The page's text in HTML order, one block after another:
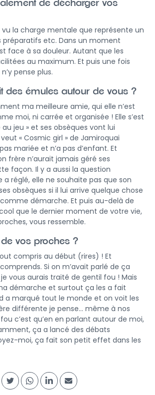
de décharger vos
vu la charge mentale que représente un
préparatifs etc. Dans un moment
face à sa douleur. Autant que les
au maximum. Et puis une fois
pense plus.
des émules autour de vous ?
ma meilleure amie, qui elle n’est
moi, ni carrée et organisée ! Elle s’est
au jeu » et ses obsèques vont lui
« Cosmic girl » de Jamiroquai
mariée et n’a pas d’enfant. Et
frère n’aurait jamais géré ses
façon. Il y a aussi la question
a réglé, elle ne souhaite pas que son
obsèques si il lui arrive quelque chose
comme démarche. Et puis au-delà de
que le dernier moment de votre vie,
vous ressemble.
de vos proches ?
compris au début (rires) ! Et
Si on m’avait parlé de ça
vous aurais traité de gentil fou ! Mais
démarche et surtout ça les a fait
a marqué tout le monde et on voit les
différente je pense… même à nos
c’est qu’en en parlant autour de moi,
ça a lancé des débats
moi, ça fait son petit effet dans les